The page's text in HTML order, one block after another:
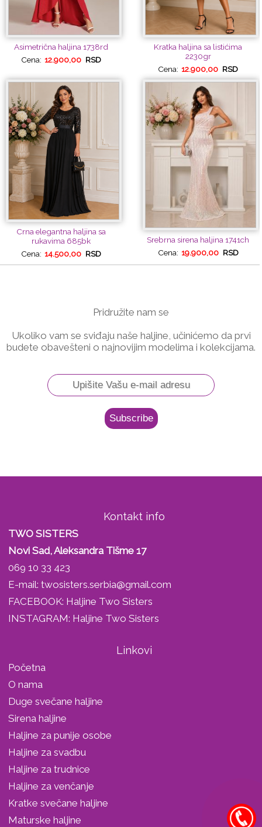
Asimetrična haljina 1738rd
Cena: 12.900,00 RSD
Kratka haljina sa listićima
2230gr
Cena: 12.900,00 RSD
Crna elegantna haljina sa
rukavima 685bk
Cena: 14.500,00 RSD
Srebrna sirena haljina 1741ch
Cena: 19.900,00 RSD
Pridružite nam se
Ukoliko vam se sviđaju naše haljine, učinićemo da prvi
budete obavešteni o najnovijim modelima i kolekcijama.
Kontakt info
TWO SISTERS
Novi Sad, Aleksandra Tišme 17
069 10 33 423
E-mail:twosisters.serbia@gmail.com
FACEBOOK: Haljine Two Sisters
INSTAGRAM: Haljine Two Sisters
Linkovi
Početna
O nama
Duge svečane haljine
Sirena haljine
Haljine za punije osobe
Haljine za svadbu
Haljine za trudnice
Haljine za venčanje
Kratke svečane haljine
Maturske haljine